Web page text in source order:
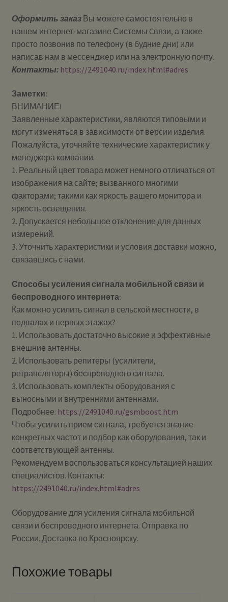
Оформить заказВы можете самостоятельно в
нашем интернет-магазине Системы Cвязи, а также
просто позвонив по телефону (в будние дни) или
написав нам в мессенджер или на электронную почту.
Контакты: https://2491040.ru/index.html#adres
Заметки:
ВНИМАНИЕ!
Заявленные характеристики, являются типовыми и
могут изменяться в зависимости от версии изделия.
Пожалуйста, уточняйте технические характеристик у
менеджера компании.
1. Реальный цвет товара может немного отличаться от
изображения на сайте; вызванного многими
факторами; такими как яркость вашего монитора и
яркость освещения.
2. Допускается небольшое отклонение для данных
измерений.
3. Уточнить характеристики и условия доставки можно,
связавшись с нами.
Способы усиления сигнала мобильной связи и
беспроводного интернета:
Как можно усилить сигнал в сельской местности, в
подвалах и первых этажах?
1. Использовать достаточно высокие и эффективные
внешние антенны.
2. Использовать репитеры (усилители,
ретрансляторы) беспроводного сигнала.
3. Использовать комплекты оборудования с
выносными и внутренними антеннами.
Подробнее: https://2491040.ru/gsmboost.htm
Чтобы усилить прием сигнала, требуется знание
конкретных частот и подбор как оборудования, так и
соответствующей антенны.
Рекомендуем воспользоваться консультацией наших
специалистов. Контакты:
https://2491040.ru/index.html#adres
Оборудование для усиления сигнала мобильной
связи и беспроводного интернета. Отправка по
России. Доставка по Красноярску.
Похожие товары